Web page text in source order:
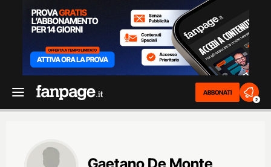
ABBONATI
2